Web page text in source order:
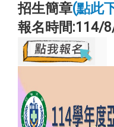
招生簡章(點此
報名時間:114/